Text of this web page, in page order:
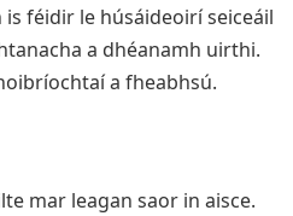
féidir le húsáideoirí seiceáil
a dhéanamh uirthi.
a fheabhsú.
mar leagan saor in aisce.